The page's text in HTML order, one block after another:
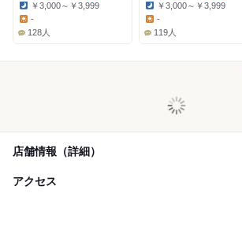
Dinner:
￥3,000～￥3,999
-
128人
Dinner:
￥3,000～￥3,999
-
119人
店舗情報（詳細）
アクセス